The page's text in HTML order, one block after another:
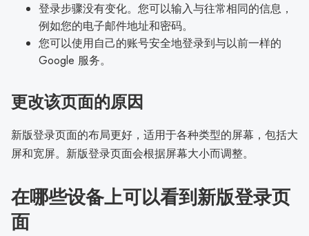
登录步骤没有变化。您可以输入与往常相同的信息，
例如您的电子邮件地址和密码。
您可以使用自己的账号安全地登录到与以前一样的
Google 服务。
更改该页面的原因
新版登录页面的布局更好，适用于各种类型的屏幕，包括大
屏和宽屏。新版登录页面会根据屏幕大小而调整。
在哪些设备上可以看到新版登录页
面